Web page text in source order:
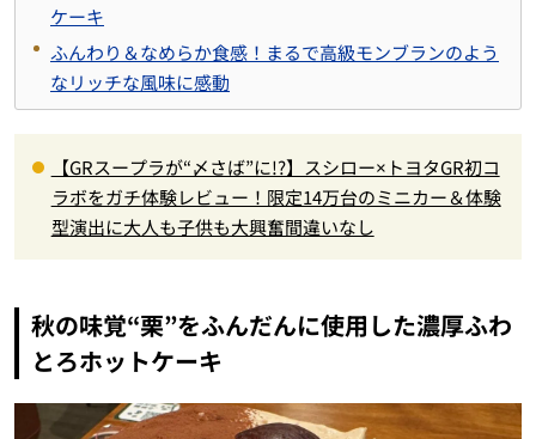
ケーキ
ふんわり＆なめらか食感！まるで高級モンブランのよう
なリッチな風味に感動
【GRスープラが“〆さば”に!?】スシロー×トヨタGR初コ
ラボをガチ体験レビュー！限定14万台のミニカー＆体験
型演出に大人も子供も大興奮間違いなし
秋の味覚“栗”をふんだんに使用した濃厚ふわ
とろホットケーキ